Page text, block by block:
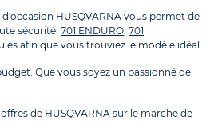
HUSQVARNA vous permet de
sécurité. 701 ENDURO 701
afin que vous trouviez le modèle idéal.
Que vous soyez un passionné de
de HUSQVARNA sur le marché de